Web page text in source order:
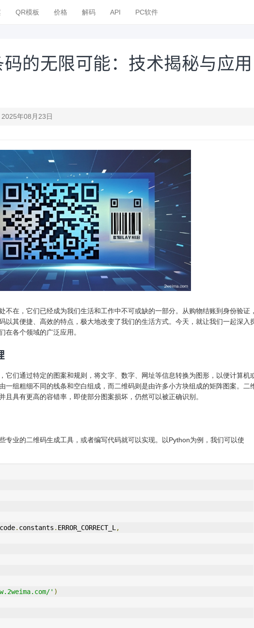
QR模板 价格 解码 API PC软件
的无限可能：技术揭秘与应用
2025年08月23日
不在，它们已经成为我们生活和工作中不可或缺的一部分。从购物结账到身份验证
以其便捷、高效的特点，极大地改变了我们的生活方式。今天，就让我们一起深入
在各个领域的广泛应用。
它们通过特定的图案和规则，将文字、数字、网址等信息转换为图形，以便计算机
一组粗细不同的线条和空白组成，而二维码则是由许多小方块组成的矩阵图案。二
且具有更高的容错率，即使部分图案损坏，仍然可以被正确识别。
专业的二维码生成工具，或者编写代码就可以实现。以Python为例，我们可以使
. constants . ERROR_CORRECT_L ,
' )